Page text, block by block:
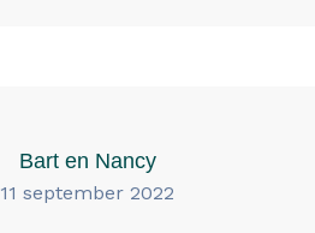
Bart en Nancy
11 september 2022